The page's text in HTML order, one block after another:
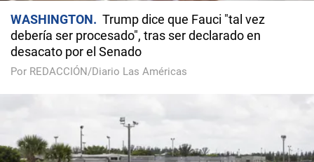
WASHINGTON
Trump dice que Fauci "tal vez
debería ser procesado", tras ser declarado en
desacato por el Senado
Por REDACCIÓN/Diario Las Américas